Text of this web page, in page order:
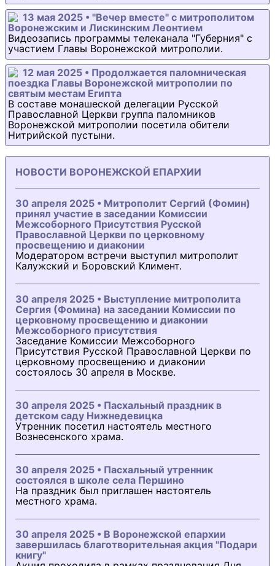
13 мая 2025 • "Вечер вместе" с митрополитом
Воронежским и Лискинским Леонтием
Видеозапись программы телеканала "Губерния" с
участием Главы Воронежской митрополии.
12 мая 2025 • Продолжается паломническая
поездка Главы Воронежской митрополии по
святым местам Египта
В составе монашеской делегации Русской
Православной Церкви группа паломников
Воронежской митрополии посетила обители
Нитрийской пустыни.
НОВОСТИ ВОРОНЕЖСКОЙ ЕПАРХИИ
30 апреля 2025 • Митрополит Сергий (Фомин)
принял участие в заседании Комиссии
Межсоборного Присутствия Русской
Православной Церкви по церковному
просвещению и диаконии
Модератором встречи выступил митрополит
Калужский и Боровский Климент.
30 апреля 2025 • Выступление митрополита
Сергия (Фомина) на заседании Комиссии по
церковному просвещению и диаконии
Межсоборного присутствия
Заседание Комиссии Межсоборного
Присутствия Русской Православной Церкви по
церковному просвещению и диаконии
состоялось 30 апреля в Москве.
30 апреля 2025 • Пасхальный праздник в
детском саду Нижнедевицка
Утренник посетил настоятель местного
Вознесенского храма.
30 апреля 2025 • Пасхальный утренник
состоялся в школе села Першино
На праздник был приглашен настоятель
местного храма.
30 апреля 2025 • В Воронежской епархии
завершилась благотворительная акция "Подари
книгу"